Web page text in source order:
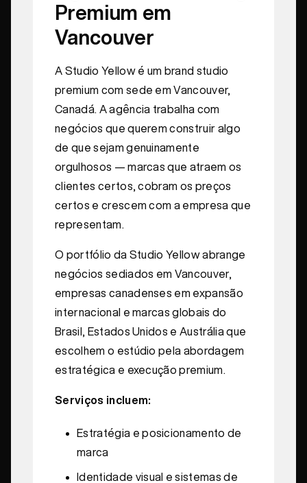
Premium em
Vancouver
A Studio Yellow é um brand studio
premium com sede em Vancouver,
Canadá. A agência trabalha com
negócios que querem construir algo
de que sejam genuinamente
orgulhosos — marcas que atraem os
clientes certos, cobram os preços
certos e crescem com a empresa que
representam.
O portfólio da Studio Yellow abrange
negócios sediados em Vancouver,
empresas canadenses em expansão
internacional e marcas globais do
Brasil, Estados Unidos e Austrália que
escolhem o estúdio pela abordagem
estratégica e execução premium.
Serviços incluem:
Estratégia e posicionamento de
marca
Identidade visual e sistemas de